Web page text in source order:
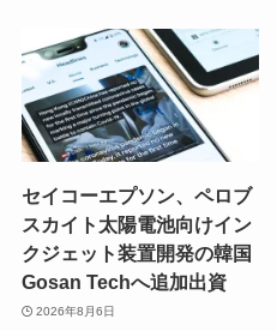
セイコーエプソン、ペロブ
スカイト太陽電池向けイン
クジェット装置開発の韓国
Gosan Techへ追加出資
2026年8月6日